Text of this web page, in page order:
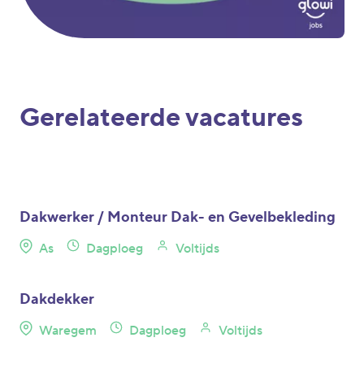
Gerelateerde vacatures
Dakwerker / Monteur Dak- en Gevelbekleding
As Dagploeg Voltijds
Dakdekker
Waregem Dagploeg Voltijds